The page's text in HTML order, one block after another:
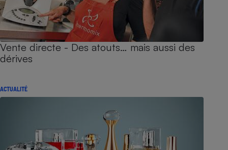
Vente directe - Des atouts… mais aussi des
dérives
ACTUALITÉ